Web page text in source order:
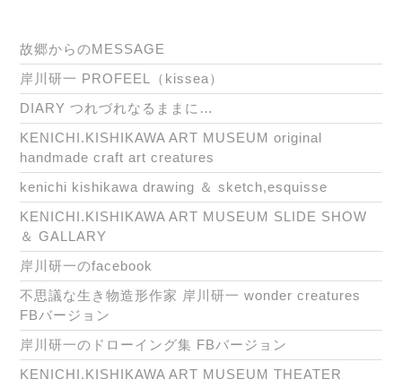
故郷からのMESSAGE
岸川研一 PROFEEL（kissea）
DIARY つれづれなるままに…
KENICHI.KISHIKAWA ART MUSEUM original
handmade craft art creatures
kenichi kishikawa drawing ＆ sketch,esquisse
KENICHI.KISHIKAWA ART MUSEUM SLIDE SHOW
＆ GALLARY
岸川研一のfacebook
不思議な生き物造形作家 岸川研一 wonder creatures
FBバージョン
岸川研一のドローイング集 FBバージョン
KENICHI.KISHIKAWA ART MUSEUM THEATER